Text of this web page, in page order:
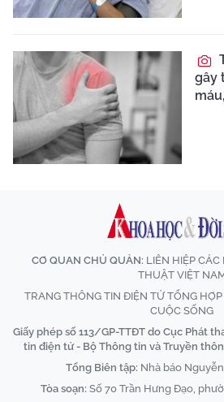
gây
CƠ QUAN CHỦ QUẢN: LIÊN HIỆP CÁC
THUẬT VIỆT
TRANG THÔNG TIN ĐIỆN TỬ TỔNG
CUỘC SỐNG
Giấy phép số 113/GP-TTĐT do Cục Phát
tin điện tử - Bộ Thông tin và Truyền
Tổng Biên tập: Nhà báo
Tòa soạn: Số 70 Trần Hưng Đạo,